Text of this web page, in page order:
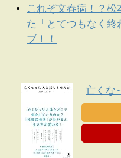
これぞ文春病！？松
た「とてつもなく終
ブ！！
亡くな